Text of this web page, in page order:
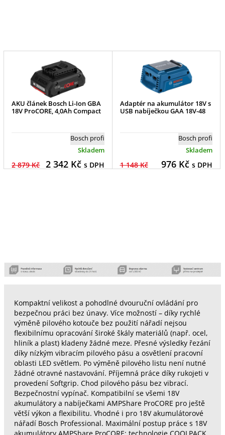
AKU článek Bosch Li-Ion GBA
18V ProCORE, 4,0Ah Compact
Bosch profi
Skladem
2 879 Kč 2 342Kč s DPH
Adaptér na akumulátor 18V s
USB nabíječkou GAA 18V-48
Bosch profi
Skladem
1 148 Kč 976Kč s DPH
Kompaktní velikost a pohodlné dvouruční ovládání pro
bezpečnou práci bez únavy. Více možností – díky rychlé
výměně pilového kotouče bez použití nářadí nejsou
flexibilnímu opracování široké škály materiálů (např. ocel,
hliník a plast) kladeny žádné meze. Přesné výsledky řezání
díky nízkým vibracím pilového pásu a osvětlení pracovní
oblasti LED světlem. Po výměně pilového listu není nutné
žádné otravné nastavování. Příjemná práce díky rukojeti v
provedení Softgrip. Chod pilového pásu bez vibrací.
Bezpečnostní vypínač. Kompatibilní se všemi 18V
akumulátory a nabíječkami AMPShare ProCORE pro ještě
větší výkon a flexibilitu. Vhodné i pro 18V akumulátorové
nářadí Bosch Professional. Maximální postup práce s 18V